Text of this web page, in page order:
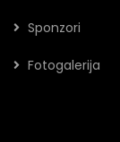
Sponzori
Fotogalerija